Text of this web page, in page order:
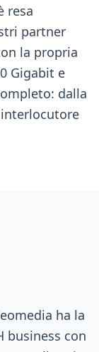
resa
partner
la propria
Gigabit e
dalla
ha la
business con